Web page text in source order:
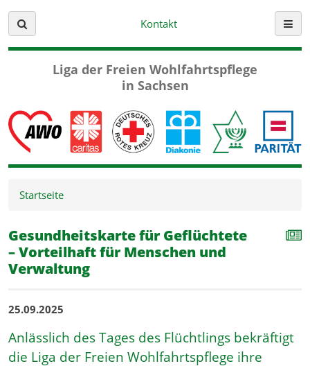
Suche
Kontakt
Liga der Freien Wohlfahrtspflege
in Sachsen
Startseite
Gesundheitskarte für Geflüchtete
– Vorteilhaft für Menschen und
Verwaltung
25.09.2025
Anlässlich des Tages des Flüchtlings bekräftigt
die Liga der Freien Wohlfahrtspflege ihre